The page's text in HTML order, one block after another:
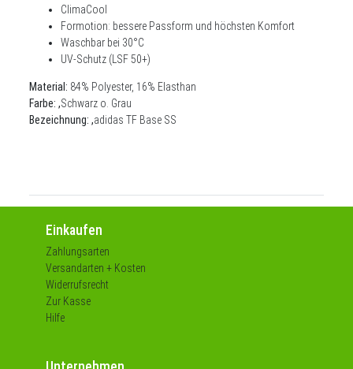
ClimaCool
Formotion: bessere Passform und höchsten Komfort
Waschbar bei 30°C
UV-Schutz (LSF 50+)
Material: 84% Polyester, 16% Elasthan
Farbe: ,Schwarz o. Grau
Bezeichnung: ,adidas TF Base SS
Einkaufen
Zahlungsarten
Versandarten + Kosten
Widerrufsrecht
Zur Kasse
Hilfe